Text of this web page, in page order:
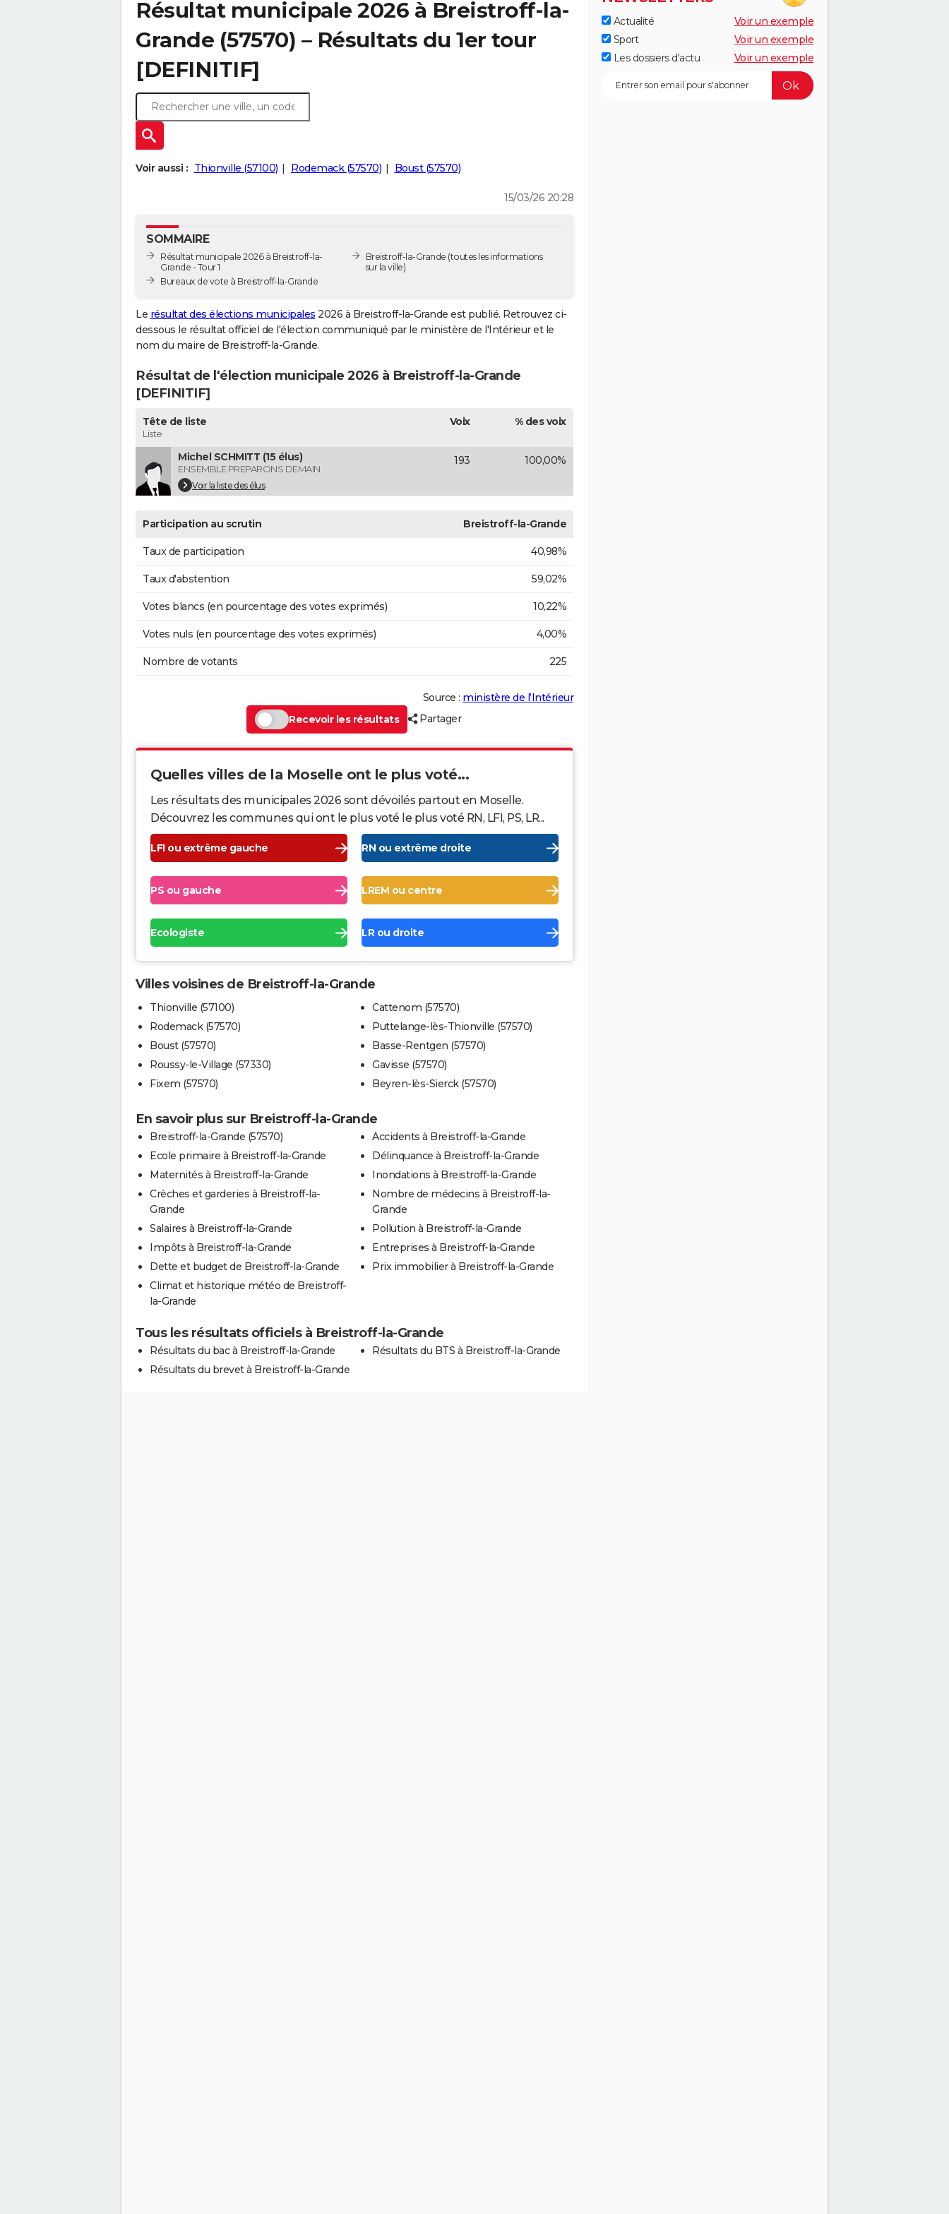
Résultat municipale 2026 à Breistroff-la-
Grande (57570) – Résultats du 1er tour
[DEFINITIF]
Voir aussi : Thionville (57100) Rodemack (57570) Boust (57570)
15/03/26 20:28
SOMMAIRE
Résultat municipale 2026 à Breistroff-la-
Grande - Tour 1
Bureaux de vote à Breistroff-la-Grande
Breistroff-la-Grande (toutes les informations
sur la ville)
Le résultat des élections municipales 2026 à Breistroff-la-Grande est publié. Retrouvez ci-
dessous le résultat officiel de l'élection communiqué par le ministère de l'Intérieur et le
nom du maire de Breistroff-la-Grande.
Résultat de l'élection municipale 2026 à Breistroff-la-Grande
[DEFINITIF]
Tête de liste
Liste
Voix % des voix
Michel SCHMITT (15 élus)
ENSEMBLE PREPARONS DEMAIN
Voir la liste des élus
193 100,00%
Participation au scrutin Breistroff-la-Grande
Taux de participation 40,98%
Taux d'abstention 59,02%
Votes blancs (en pourcentage des votes exprimés) 10,22%
Votes nuls (en pourcentage des votes exprimés) 4,00%
Nombre de votants 225
Source : ministère de l’Intérieur
Recevoir les résultats
Partager
Quelles villes de la Moselle ont le plus voté...
Les résultats des municipales 2026 sont dévoilés partout en Moselle.
Découvrez les communes qui ont le plus voté le plus voté RN, LFI, PS, LR...
LFI ou extrême gauche RN ou extrême droite
PS ou gauche LREM ou centre
Ecologiste LR ou droite
Villes voisines de Breistroff-la-Grande
Thionville (57100)
Rodemack (57570)
Boust (57570)
Roussy-le-Village (57330)
Fixem (57570)
Cattenom (57570)
Puttelange-lès-Thionville (57570)
Basse-Rentgen (57570)
Gavisse (57570)
Beyren-lès-Sierck (57570)
En savoir plus sur Breistroff-la-Grande
Breistroff-la-Grande (57570)
Ecole primaire à Breistroff-la-Grande
Maternités à Breistroff-la-Grande
Crèches et garderies à Breistroff-la-
Grande
Salaires à Breistroff-la-Grande
Impôts à Breistroff-la-Grande
Dette et budget de Breistroff-la-Grande
Climat et historique météo de Breistroff-
la-Grande
Accidents à Breistroff-la-Grande
Délinquance à Breistroff-la-Grande
Inondations à Breistroff-la-Grande
Nombre de médecins à Breistroff-la-
Grande
Pollution à Breistroff-la-Grande
Entreprises à Breistroff-la-Grande
Prix immobilier à Breistroff-la-Grande
Tous les résultats officiels à Breistroff-la-Grande
Résultats du bac à Breistroff-la-Grande
Résultats du brevet à Breistroff-la-Grande
Résultats du BTS à Breistroff-la-Grande
Actualité
Voir un exemple
Sport
Voir un exemple
Les dossiers d'actu
Voir un exemple